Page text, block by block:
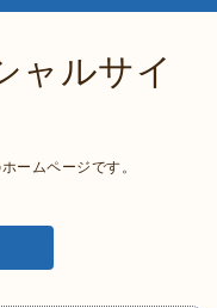
ャルサイ
ームページです。